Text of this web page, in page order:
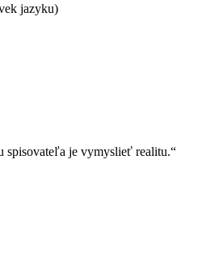
jazyku)
spisovateľa je vymyslieť realitu.